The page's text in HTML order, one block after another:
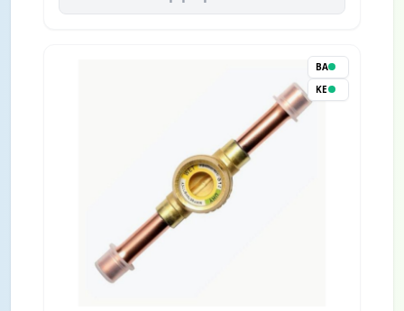
BA
KE